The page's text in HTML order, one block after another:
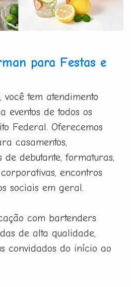
para Festas e
tem atendimento
eventos de todos os
Federal. Oferecemos
casamentos,
de debutante, formaturas,
encontros
sociais em geral.
com bartenders
de alta qualidade,
convidados do início ao